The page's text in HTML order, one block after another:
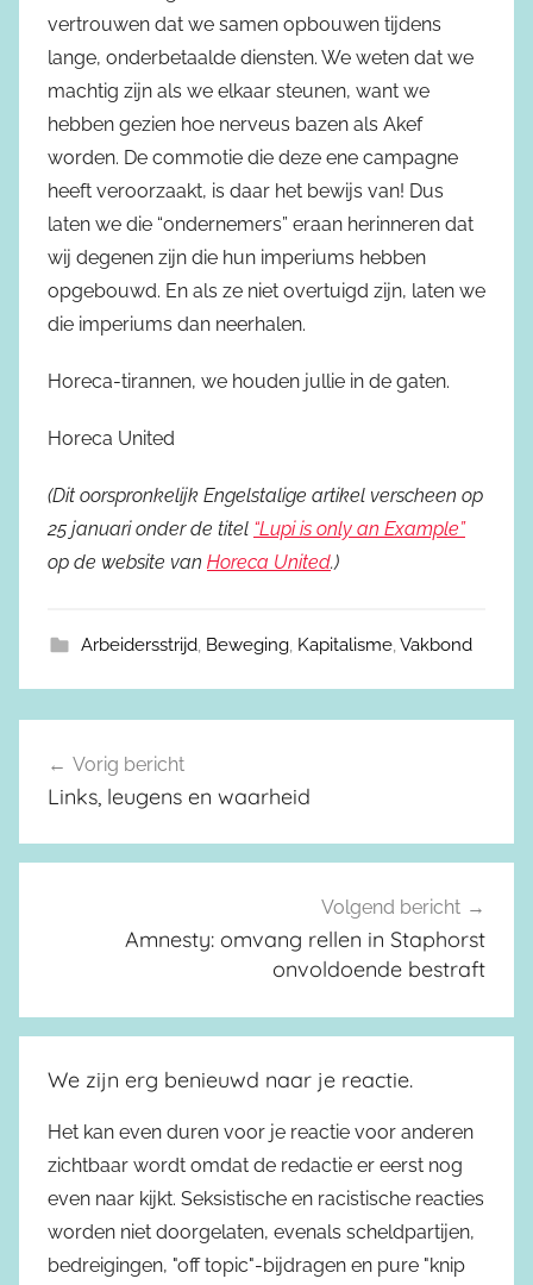
vertrouwen dat we samen opbouwen tijdens
lange, onderbetaalde diensten. We weten dat we
machtig zijn als we elkaar steunen, want we
hebben gezien hoe nerveus bazen als Akef
worden. De commotie die deze ene campagne
heeft veroorzaakt, is daar het bewijs van! Dus
laten we die “ondernemers” eraan herinneren dat
wij degenen zijn die hun imperiums hebben
opgebouwd. En als ze niet overtuigd zijn, laten we
die imperiums dan neerhalen.
Horeca-tirannen, we houden jullie in de gaten.
Horeca United
(Dit oorspronkelijk Engelstalige artikel verscheen op
25 januari onder de titel “Lupi is only an Example”
op de website van Horeca United.)
Arbeidersstrijd, Beweging, Kapitalisme,Vakbond
Berichtnavigatie
Vorig bericht
Links, leugens en waarheid
Volgend bericht
Amnesty: omvang rellen in Staphorst
onvoldoende bestraft
We zijn erg benieuwd naar je reactie.
Het kan even duren voor je reactie voor anderen
zichtbaar wordt omdat de redactie er eerst nog
even naar kijkt. Seksistische en racistische reacties
worden niet doorgelaten, evenals scheldpartijen,
bedreigingen, "off topic"-bijdragen en pure "knip